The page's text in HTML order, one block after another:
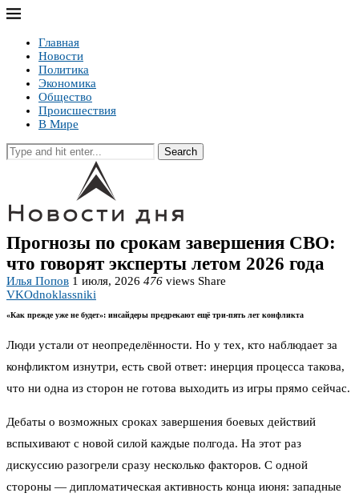
Главная
Новости
Политика
Экономика
Общество
Происшествия
В Мире
Search
Прогнозы по срокам завершения СВО:
что говорят эксперты летом 2026 года
Илья Попов 1 июля, 2026 476 views Share
VKOdnoklassniki
«Как прежде уже не будет»: инсайдеры предрекают ещё три-пять лет конфликта
Люди устали от неопределённости. Но у тех, кто наблюдает за
конфликтом изнутри, есть свой ответ: инерция процесса такова,
что ни одна из сторон не готова выходить из игры прямо сейчас.
Дебаты о возможных сроках завершения боевых действий
вспыхивают с новой силой каждые полгода. На этот раз
дискуссию разогрели сразу несколько факторов. С одной
стороны — дипломатическая активность конца июня: западные